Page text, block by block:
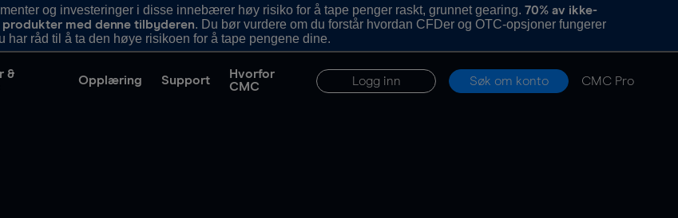
og investeringer i disse innebærer høy risiko for å tape penger raskt, grunnet gearing.70% av ikke-
med denne tilbyderen. Du bør vurdere om du forstår hvordan CFDer og OTC-opsjoner fungerer
har råd til å ta den høye risikoen for å tape pengene dine.
&
Opplæring Support
Hvorfor
CMC
Logg inn Søk om konto CMC Pro